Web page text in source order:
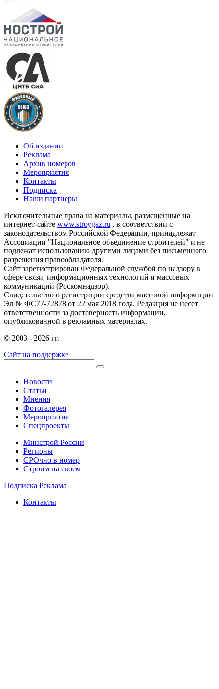
Об издании
Реклама
Архив номеров
Мероприятия
Контакты
Подписка
Наши партнеры
Исключительные права на материалы, размещенные на
интернет-сайте www.stroygaz.ru , в соответствии с
законодательством Российской Федерации, принадлежат
Ассоциации "Национальное объединение строителей" и не
подлежат использованию другими лицами без письменного
разрешения правообладателя.
Сайт зарегистрирован Федеральной службой по надзору в
сфере связи, информационных технологий и массовых
коммуникаций (Роскомнадзор).
Свидетельство о регистрации средства массовой информации
Эл № ФС77-72878 от 22 мая 2018 года. Редакция не несет
ответственности за достоверность информации,
опубликованной в рекламных материалах.
© 2003 - 2026 гг.
Сайт на поддержке
Новости
Статьи
Мнения
Фотогалерея
Мероприятия
Спецпроекты
Минстрой России
Регионы
СРОчно в номер
Строим на своем
Подписка Реклама
Контакты